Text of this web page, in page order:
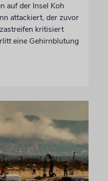
auf der Insel Koh
attackiert, der zuvor
kritisiert
eine Gehirnblutung